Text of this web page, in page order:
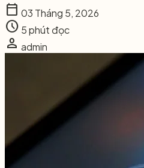
calendar_today 03 Tháng 5, 2026
schedule 5 phút đọc
person admin